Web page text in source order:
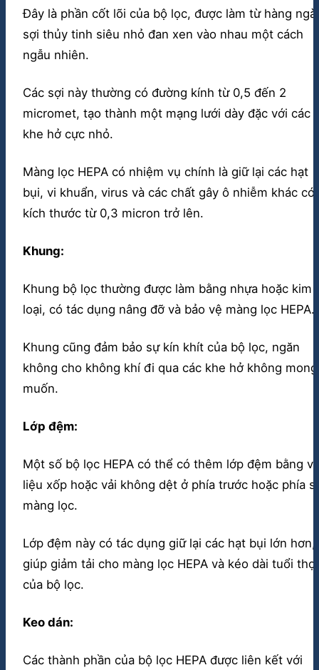
Đây là phần cốt lõi của bộ lọc, được làm từ hàng
sợi thủy tinh siêu nhỏ đan xen vào nhau một cách
ngẫu nhiên.
Các sợi này thường có đường kính từ 0,5 đến 2
micromet, tạo thành một mạng lưới dày đặc với các
khe hở cực nhỏ.
Màng lọc HEPA có nhiệm vụ chính là giữ lại các hạt
bụi, vi khuẩn, virus và các chất gây ô nhiễm khác có
kích thước từ 0,3 micron trở lên.
Khung:
Khung bộ lọc thường được làm bằng nhựa hoặc kim
loại, có tác dụng nâng đỡ và bảo vệ màng lọc HEPA.
Khung cũng đảm bảo sự kín khít của bộ lọc, ngăn
không cho không khí đi qua các khe hở không mong
muốn.
Lớp đệm:
Một số bộ lọc HEPA có thể có thêm lớp đệm bằng
liệu xốp hoặc vải không dệt ở phía trước hoặc phía
màng lọc.
Lớp đệm này có tác dụng giữ lại các hạt bụi lớn hơn,
giúp giảm tải cho màng lọc HEPA và kéo dài tuổi thọ
của bộ lọc.
Keo dán:
Các thành phần của bộ lọc HEPA được liên kết với